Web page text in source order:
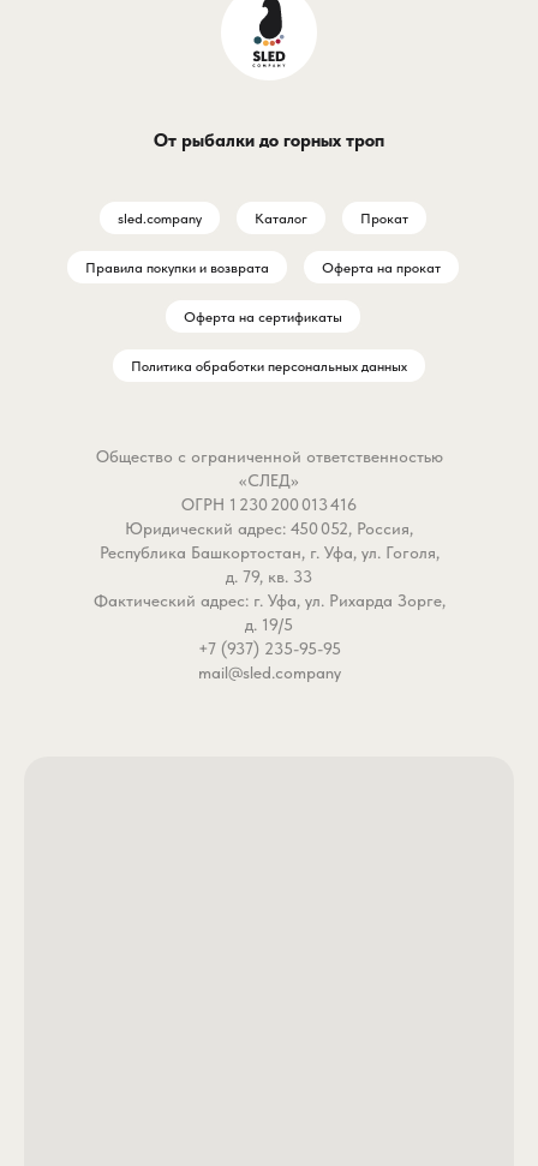
От рыбалки до горных троп
sled.company Каталог Прокат
Правила покупки и возврата Оферта на прокат
Оферта на сертификаты
Политика обработки персональных данных
Общество с ограниченной ответственностью
«СЛЕД»
ОГРН 1 230 200 013 416
Юридический адрес: 450 052, Россия,
Республика Башкортостан, г. Уфа, ул. Гоголя,
д. 79, кв. 33
Фактический адрес: г. Уфа, ул. Рихарда Зорге,
д. 19/5
+7 (937) 235-95-95
mail@sled.company